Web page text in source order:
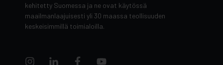
kehitetty Suomessa ja ne ovat käytössä
maailmanlaajuisesti yli 30 maassa teollisuuden
keskeisimmillä toimialoilla.